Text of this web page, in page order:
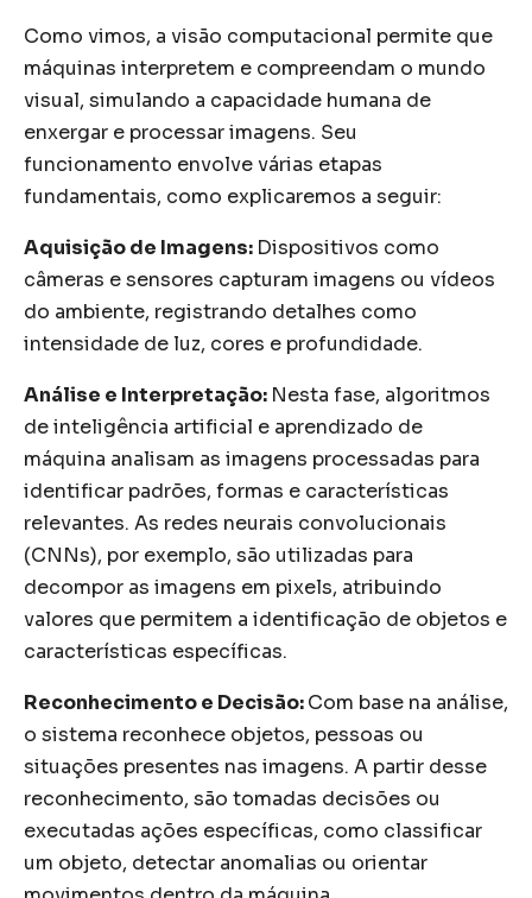
Como vimos, a visão computacional permite que
máquinas interpretem e compreendam o mundo
visual, simulando a capacidade humana de
enxergar e processar imagens. Seu
funcionamento envolve várias etapas
fundamentais, como explicaremos a seguir:
Aquisição de Imagens: Dispositivos como
câmeras e sensores capturam imagens ou vídeos
do ambiente, registrando detalhes como
intensidade de luz, cores e profundidade.
Análise e Interpretação: Nesta fase, algoritmos
de inteligência artificial e aprendizado de
máquina analisam as imagens processadas para
identificar padrões, formas e características
relevantes. As redes neurais convolucionais
(CNNs), por exemplo, são utilizadas para
decompor as imagens em pixels, atribuindo
valores que permitem a identificação de objetos e
características específicas.
Reconhecimento e Decisão:Com base na análise,
o sistema reconhece objetos, pessoas ou
situações presentes nas imagens. A partir desse
reconhecimento, são tomadas decisões ou
executadas ações específicas, como classificar
um objeto, detectar anomalias ou orientar